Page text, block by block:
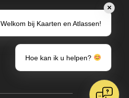
✕
Welkom bij Kaarten en Atlassen!
Hoe kan ik u helpen?